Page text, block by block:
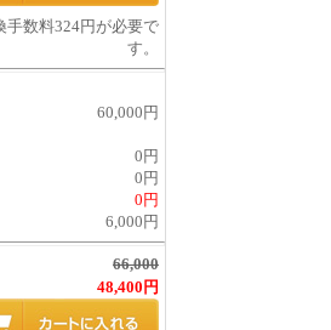
数料324円が必要で
す。
60,000円
0円
0円
0円
6,000円
66,000
48,400円